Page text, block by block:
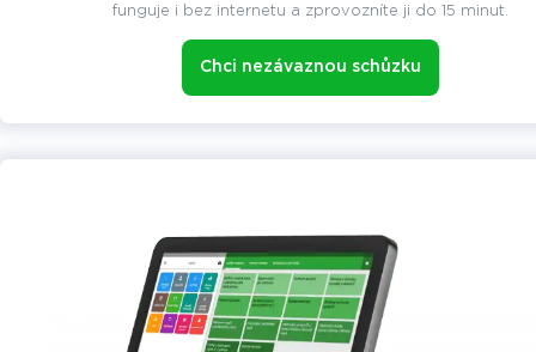
funguje i bez internetu a zprovozníte ji do 15 minut.
Chci nezávaznou schůzku